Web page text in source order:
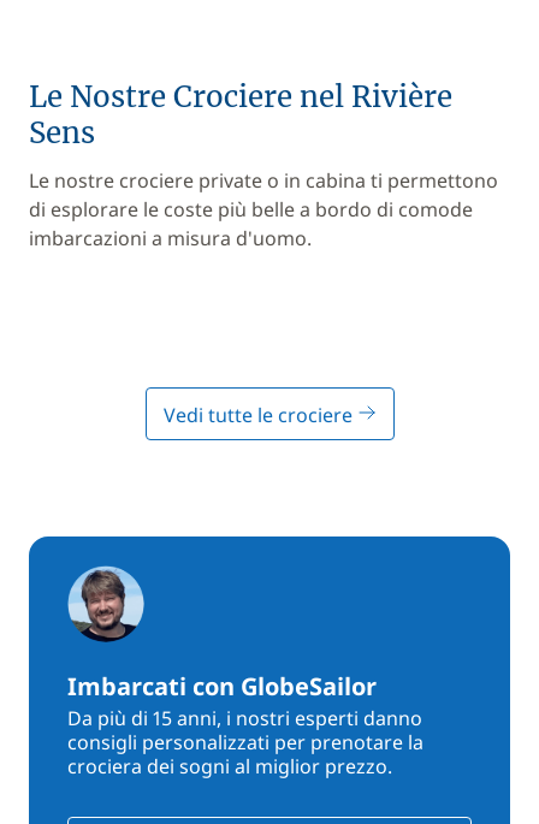
Le Nostre Crociere nel Rivière
Sens
Le nostre crociere private o in cabina ti permettono
di esplorare le coste più belle a bordo di comode
imbarcazioni a misura d'uomo.
Vedi tutte le crociere
Imbarcati con GlobeSailor
Da più di 15 anni, i nostri esperti danno
consigli personalizzati per prenotare la
crociera dei sogni al miglior prezzo.